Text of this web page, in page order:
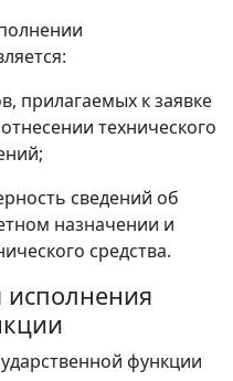
прилагаемых к заявке
технического
сведений об
назначении и
средства.
исполнения
функции